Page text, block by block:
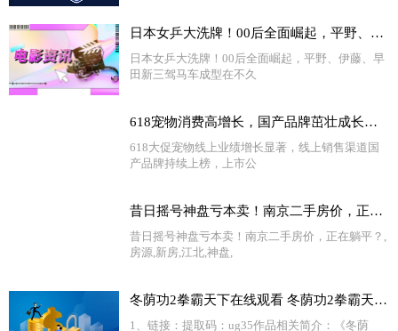
日本女乒大洗牌！00后全面崛起，平野、伊藤、早田新三驾马车成型
日本女乒大洗牌！00后全面崛起，平野、伊藤、早
田新三驾马车成型在不久
618宠物消费高增长，国产品牌茁壮成长中|全球新资讯
618大促宠物线上业绩增长显著，线上销售渠道国
产品牌持续上榜，上市公
昔日摇号神盘亏本卖！南京二手房价，正在躺平？-当前快报
昔日摇号神盘亏本卖！南京二手房价，正在躺平？,
房源,新房,江北,神盘,
冬荫功2拳霸天下在线观看 冬荫功2拳霸天下迅雷下载
1、链接：提取码：ug35作品相关简介：《冬荫